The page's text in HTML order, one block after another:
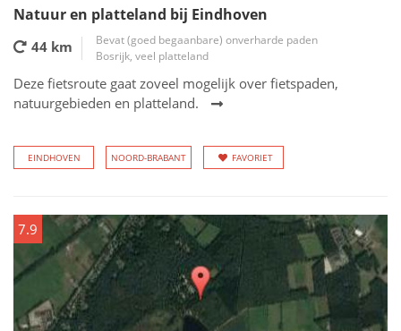
Natuur en platteland bij Eindhoven
44 km
Bevat (goed begaanbare) onverharde paden
Bosrijk, veel platteland
Deze fietsroute gaat zoveel mogelijk over fietspaden,
natuurgebieden en platteland.
EINDHOVEN NOORD-BRABANT FAVORIET
7.9